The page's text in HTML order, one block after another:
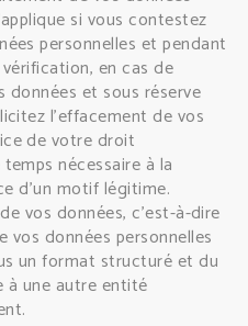
si vous contestez
personnelles et pendant
en cas de
et sous réserve
l’effacement de vos
de votre droit
nécessaire à la
d’un motif légitime.
vos données, c’est-à-dire
vos données personnelles
un format structuré et du
une autre entité